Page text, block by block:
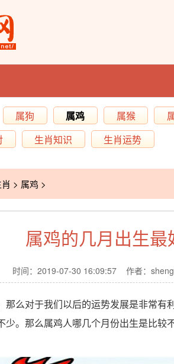
属狗 属鸡 属猴
生肖知识 生肖运势
> 属鸡 >
属鸡的几月出生最
时间：2019-07-30 16:09:57 作者：
么对于我们以后的运势发展是非常有
少。那么属鸡人哪几个月份出生是比较